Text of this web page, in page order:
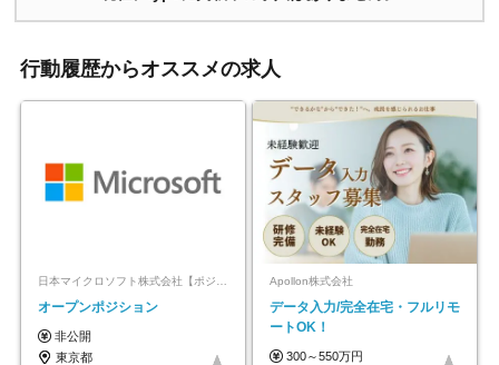
行動履歴からオススメの求人
オープンポジション
非公開
東京都
Apollon株式会社
データ入力/完全在宅・フルリモ
ートOK！
300～550万円